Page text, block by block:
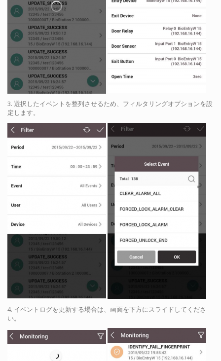
3. 選択したイベントを整列させるため、フィルタリングオプションを設
定します。
4. イベントログを更新する場合は、画面を下方にスライドしてくださ
い。